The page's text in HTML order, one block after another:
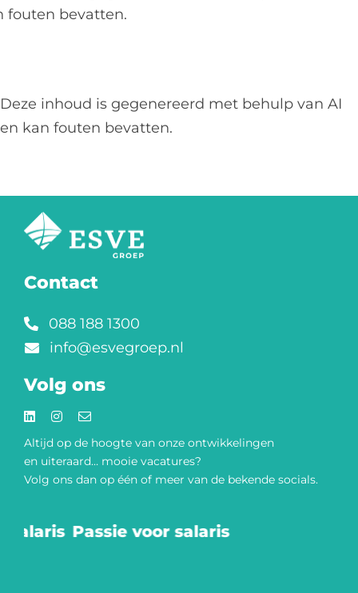
fouten bevatten.
Deze inhoud is gegenereerd met behulp van AI
en kan fouten bevatten.
Contact
088 188 1300
info@esvegroep.nl
Volg ons
Altijd op de hoogte van onze ontwikkelingen
en uiteraard… mooie vacatures?
Volg ons dan op één of meer van de bekende socials.​
Passie voor salaris